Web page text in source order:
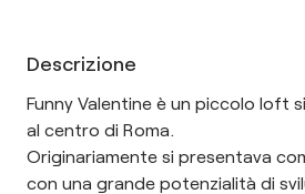
Descrizione
Funny Valentine è un piccolo loft
al centro di Roma.
Originariamente si presentava
con una grande potenzialità di